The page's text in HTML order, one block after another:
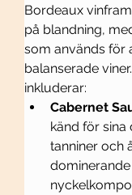
Bordeaux
på blandning,
som används för
balanserade
inkluderar:
Cabernet
känd för sina
tanniner och